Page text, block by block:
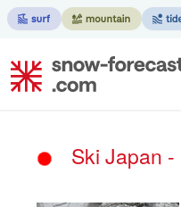
Ski Japan